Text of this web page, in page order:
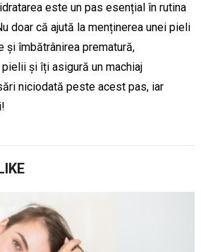
este un pas esențial în rutina
doar că ajută la menținerea unei pieli
și îmbătrânirea prematură,
și îți asigură un machiaj
niciodată peste acest pas, iar